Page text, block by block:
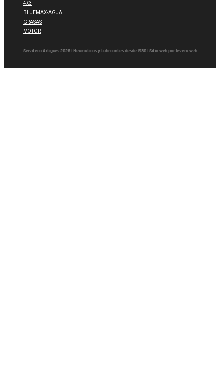
4X3
BLUEMAX-AGUA
GRASAS
MOTOR
Serviteca Artigues 2026 | Neumáticos y Lubricantes desde 1980 | Sitio web por levera.web